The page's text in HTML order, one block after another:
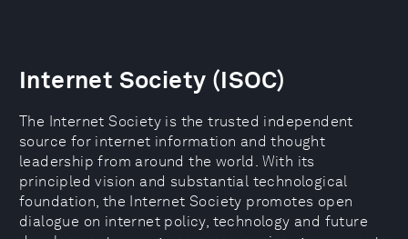
Internet Society (ISOC)
The Internet Society is the trusted independent
source for internet information and thought
leadership from around the world. With its
principled vision and substantial technological
foundation, the Internet Society promotes open
dialogue on internet policy, technology and future